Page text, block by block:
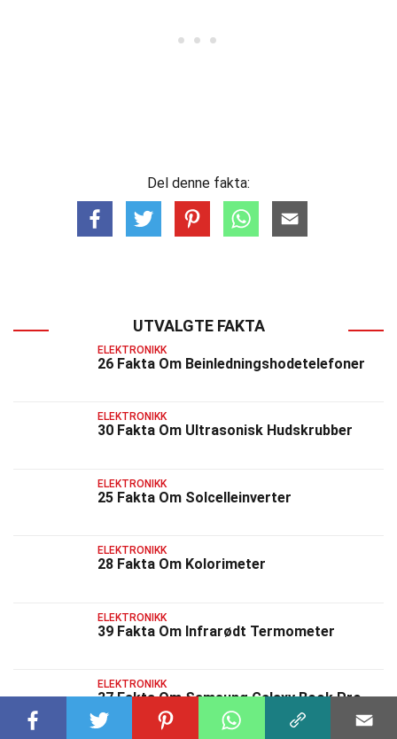
Del denne fakta:
UTVALGTE FAKTA
ELEKTRONIKK
26 Fakta Om Beinledningshodetelefoner
ELEKTRONIKK
30 Fakta Om Ultrasonisk Hudskrubber
ELEKTRONIKK
25 Fakta Om Solcelleinverter
ELEKTRONIKK
28 Fakta Om Kolorimeter
ELEKTRONIKK
39 Fakta Om Infrarødt Termometer
ELEKTRONIKK
37 Fakta Om Samsung Galaxy Book Pro